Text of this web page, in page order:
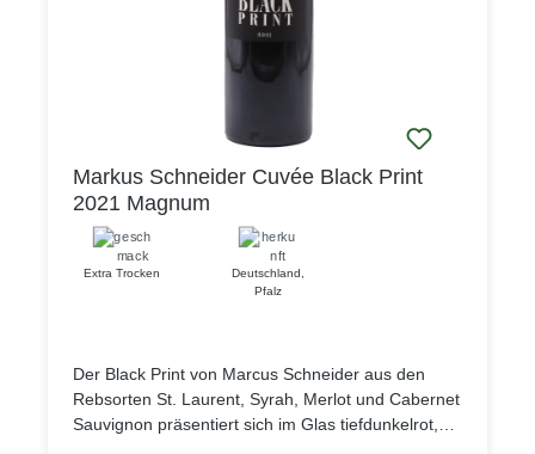
Markus Schneider Cuvée Black Print
2021 Magnum
Extra Trocken Deutschland
Pfalz
Der Black Print von Marcus Schneider aus den
Rebsorten St. Laurent, Syrah, Merlot und Cabernet
Sauvignon präsentiert sich im Glas tiefdunkelrot,